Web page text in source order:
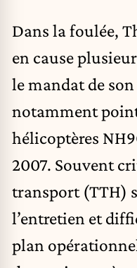
Dans la foulée,
en cause
le mandat de
notamment
hélicoptères
2007. Souvent
transport (TTH)
l’entretien et
plan